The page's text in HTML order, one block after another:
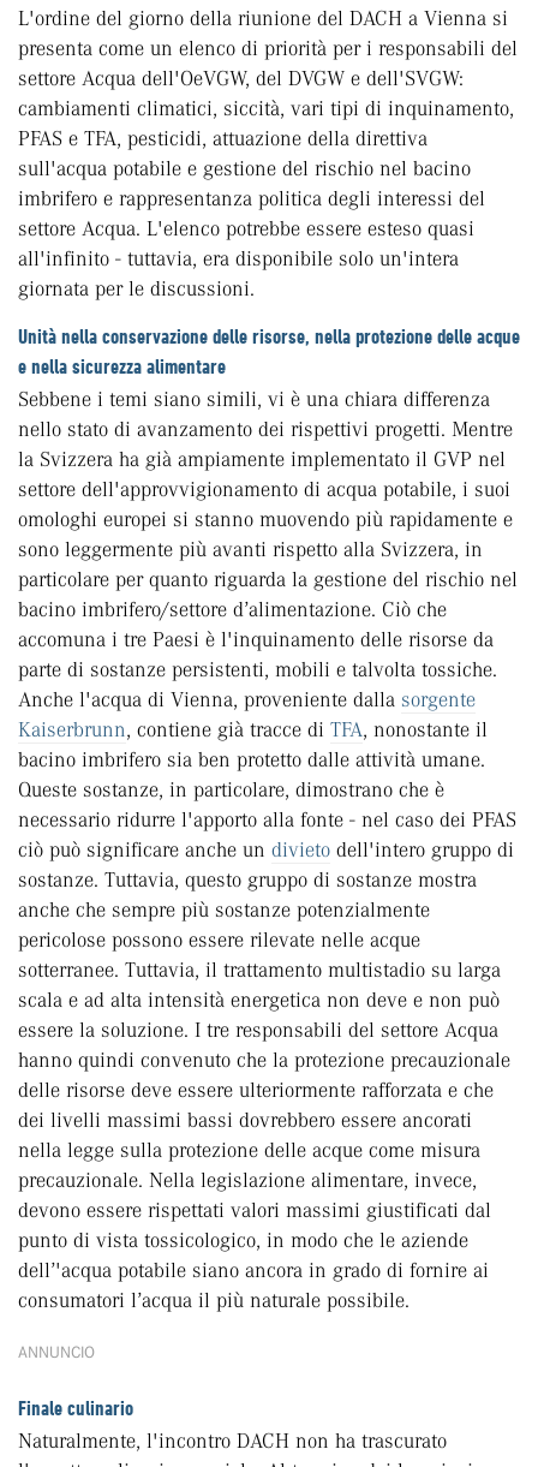
L'ordine del giorno della riunione del DACH a Vienna si
presenta come un elenco di priorità per i responsabili del
settore Acqua dell'OeVGW, del DVGW e dell'SVGW:
cambiamenti climatici, siccità, vari tipi di inquinamento,
PFAS e TFA, pesticidi, attuazione della direttiva
sull'acqua potabile e gestione del rischio nel bacino
imbrifero e rappresentanza politica degli interessi del
settore Acqua. L'elenco potrebbe essere esteso quasi
all'infinito - tuttavia, era disponibile solo un'intera
giornata per le discussioni.
Unità nella conservazione delle risorse, nella protezione delle acque
e nella sicurezza alimentare
Sebbene i temi siano simili, vi è una chiara differenza
nello stato di avanzamento dei rispettivi progetti. Mentre
la Svizzera ha già ampiamente implementato il GVP nel
settore dell'approvvigionamento di acqua potabile, i suoi
omologhi europei si stanno muovendo più rapidamente e
sono leggermente più avanti rispetto alla Svizzera, in
particolare per quanto riguarda la gestione del rischio nel
bacino imbrifero/settore d’alimentazione. Ciò che
accomuna i tre Paesi è l'inquinamento delle risorse da
parte di sostanze persistenti, mobili e talvolta tossiche.
Anche l'acqua di Vienna, proveniente dalla sorgente
Kaiserbrunn, contiene già tracce di TFA, nonostante il
bacino imbrifero sia ben protetto dalle attività umane.
Queste sostanze, in particolare, dimostrano che è
necessario ridurre l'apporto alla fonte - nel caso dei PFAS
ciò può significare anche un divieto dell'intero gruppo di
sostanze. Tuttavia, questo gruppo di sostanze mostra
anche che sempre più sostanze potenzialmente
pericolose possono essere rilevate nelle acque
sotterranee. Tuttavia, il trattamento multistadio su larga
scala e ad alta intensità energetica non deve e non può
essere la soluzione. I tre responsabili del settore Acqua
hanno quindi convenuto che la protezione precauzionale
delle risorse deve essere ulteriormente rafforzata e che
dei livelli massimi bassi dovrebbero essere ancorati
nella legge sulla protezione delle acque come misura
precauzionale. Nella legislazione alimentare, invece,
devono essere rispettati valori massimi giustificati dal
punto di vista tossicologico, in modo che le aziende
dell’'acqua potabile siano ancora in grado di fornire ai
consumatori l’acqua il più naturale possibile.
ANNUNCIO
Finale culinario
Naturalmente, l'incontro DACH non ha trascurato